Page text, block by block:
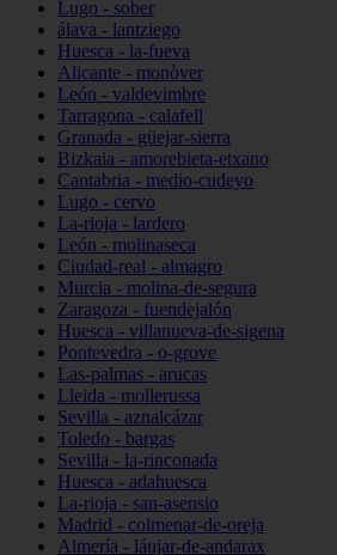
Lugo - sober
álava - lantziego
Huesca - la-fueva
Alicante - monòver
León - valdevimbre
Tarragona - calafell
Granada - güejar-sierra
Bizkaia - amorebieta-etxano
Cantabria - medio-cudeyo
Lugo - cervo
La-rioja - lardero
León - molinaseca
Ciudad-real - almagro
Murcia - molina-de-segura
Zaragoza - fuendejalón
Huesca - villanueva-de-sigena
Pontevedra - o-grove
Las-palmas - arucas
Lleida - mollerussa
Sevilla - aznalcázar
Toledo - bargas
Sevilla - la-rinconada
Huesca - adahuesca
La-rioja - san-asensio
Madrid - colmenar-de-oreja
Almería - láujar-de-andarax